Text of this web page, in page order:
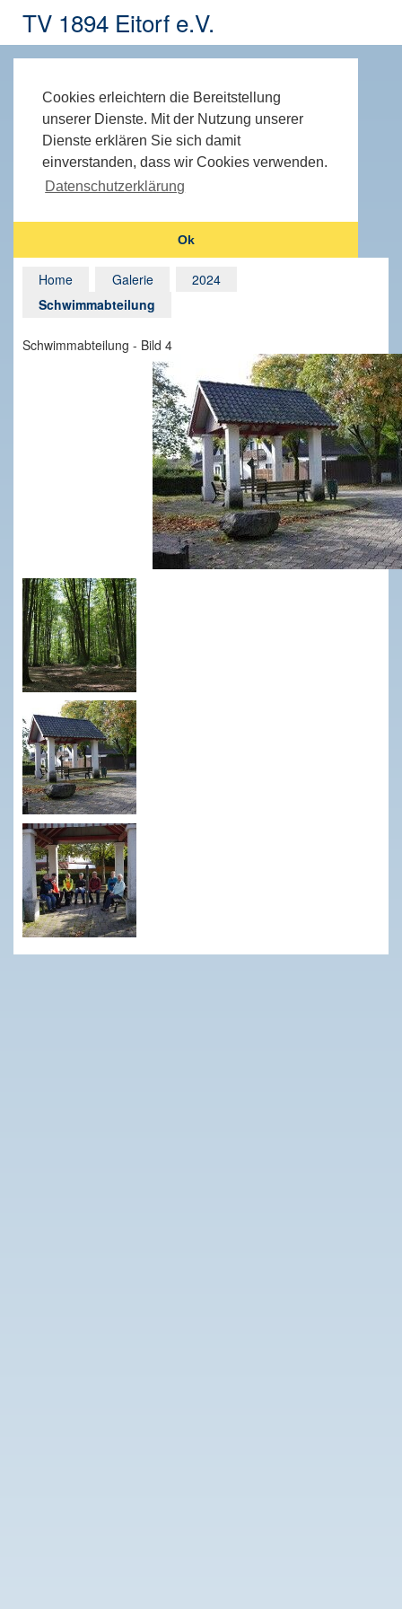
TV 1894 Eitorf e.V.
Cookies erleichtern die Bereitstellung
unserer Dienste. Mit der Nutzung unserer
Dienste erklären Sie sich damit
einverstanden, dass wir Cookies verwenden.
Datenschutzerklärung
Ok
Home Galerie
2024
Schwimmabteilung
Schwimmabteilung - Bild 4